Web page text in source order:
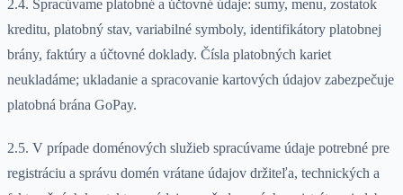
2.4. Spracúvame platobné a účtovné údaje: sumy, menu, zostatok
kreditu, platobný stav, variabilné symboly, identifikátory platobnej
brány, faktúry a účtovné doklady. Čísla platobných kariet
neukladáme; ukladanie a spracovanie kartových údajov zabezpečuje
platobná brána GoPay.
2.5. V prípade doménových služieb spracúvame údaje potrebné pre
registráciu a správu domén vrátane údajov držiteľa, technických a